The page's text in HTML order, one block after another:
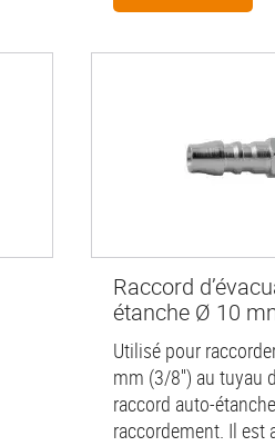
Raccord
étanche Ø 10
Utilisé pour
mm (3/8'') au tuyau
raccord auto-
raccordement. Il est